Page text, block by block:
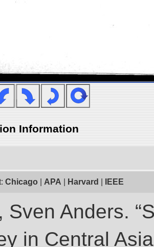
Information
Chicago APA Harvard IEEE
Sven Anders.
in Central